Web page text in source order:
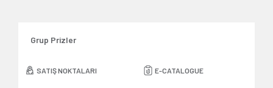
Grup Prizler
SATIŞ NOKTALARI E-CATALOGUE